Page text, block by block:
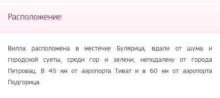
Расположение:
Вилла расположена в местечке Булярица, вдали от шума и
городской суеты, среди гор и зелени, неподалеку от города
Петровац. В 45 км от аэропорта Тиват и в 60 км от аэропорта
Подгорица.